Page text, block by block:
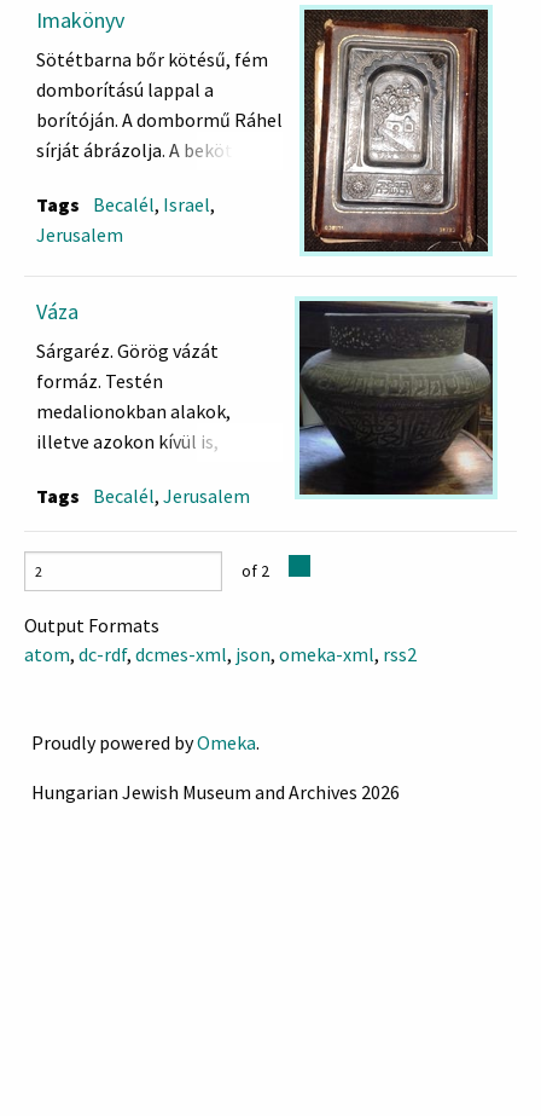
ימיני -ציון
"Ha elfelejtelek Jeruzsálem,
felejtsem el jobbomat"
(137.Zs. 7. vers)
Közepében:" Becalél"
Imakönyv
Sötétbarna bőr kötésű, fém
domborítású lappal a
borítóján. A dombormű Ráhel
sírját ábrázolja. A bekötött
Becalél munka
Tags Becalél, Israel,
Jerusalem
Váza
Sárgaréz. Görög vázát
formáz. Testén
medalionokban alakok,
illetve azokon kívül is,
középső sávban. Az alsó
sávban állatok sora, a felső
sávban héber felirat. Tetején
magas, szűkebb áttört rész.
Tags Becalél, Jerusalem
of 2
Output Formats
atom, dc-rdf, dcmes-xml, json, omeka-xml, rss2
Proudly powered byOmeka.
Hungarian Jewish Museum and Archives 2026